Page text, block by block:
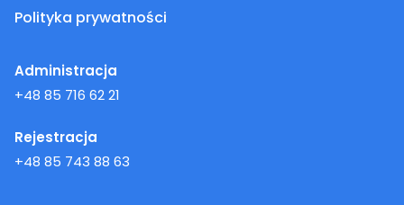
Polityka prywatności
Administracja
+48 85 716 62 21
Rejestracja
+48 85 743 88 63